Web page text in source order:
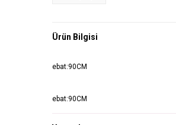
Ürün Bilgisi
ebat:90CM
ebat:90CM